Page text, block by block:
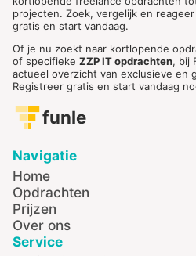
projecten. Zoek, vergelijk en
gratis en start vandaag.
Of je nu zoekt naar kortlopende
of specifieke ZZP IT opdrachten, bij
actueel overzicht van exclusieve en
Registreer gratis en start vandaag
funle
Navigatie
Home
Opdrachten
Prijzen
Over ons
Service